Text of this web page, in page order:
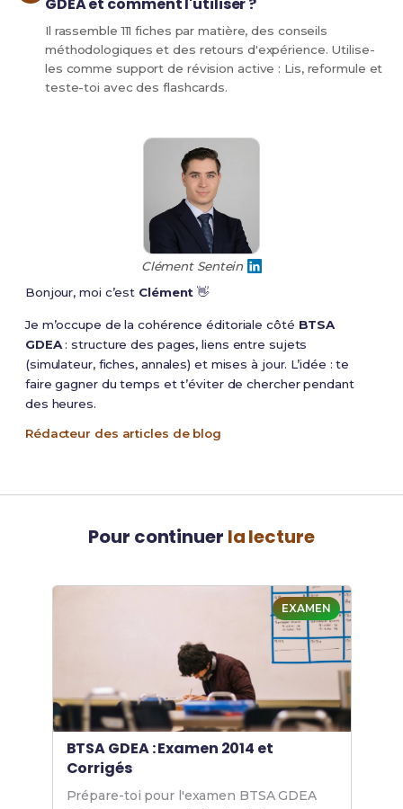
GDEA et comment l'utiliser ?
Il rassemble 111 fiches par matière, des conseils
méthodologiques et des retours d'expérience. Utilise-
les comme support de révision active : Lis, reformule et
teste-toi avec des flashcards.
Clément Sentein
Bonjour, moi c’est Clément 👋
Je m’occupe de la cohérence éditoriale côté BTSA
GDEA: structure des pages, liens entre sujets
(simulateur, fiches, annales) et mises à jour. L’idée : te
faire gagner du temps et t’éviter de chercher pendant
des heures.
Rédacteur des articles de blog
Pour continuer la lecture
EXAMEN
BTSA GDEA : Examen 2014 et
Corrigés
Prépare-toi pour l'examen BTSA GDEA